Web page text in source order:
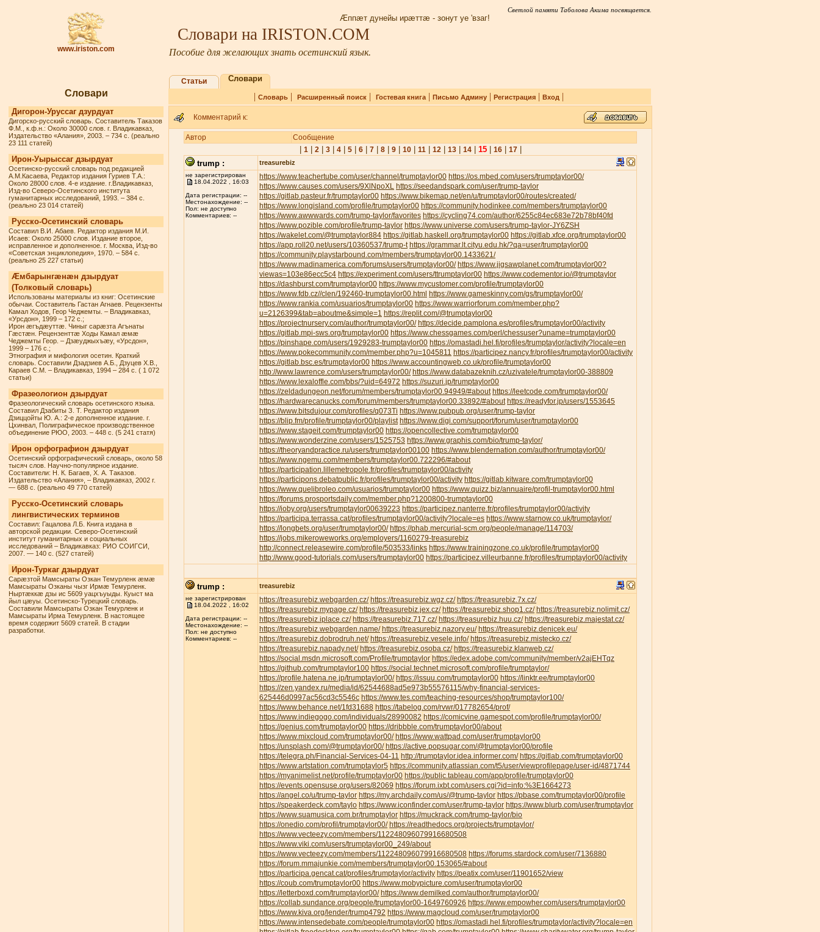
www.iriston.com
Светлой памяти Таболова Акима посвящается.
Æппæт дунейы ирæттæ - зонут уе 'взаг!
Словари на IRISTON.COM
Пособие для желающих знать осетинский язык.
Словари
Дигорон-Уруссаг дзурдуат
Дигорско-русский словарь. Составитель Таказов
Ф.М., к.ф.н.: Около 30000 слов. г. Владикавказ,
Издательство «Алания», 2003. – 734 с. (реально
23 111 статей)
Ирон-Уырыссаг дзырдуат
Осетинско-русский словарь под редакцией
А.М.Касаева, Редактор издания Гуриев Т.А.:
Около 28000 слов. 4-е издание. г.Владикавказ,
Изд-во Северо-Осетинского института
гуманитарных исследований, 1993. – 384 с.
(реально 23 014 статей)
Русско-Осетинский словарь
Составил В.И. Абаев. Редактор издания М.И.
Исаев: Около 25000 слов. Издание второе,
исправленное и дополненное. г. Москва, Изд-во
«Советская энциклопедия», 1970. – 584 с.
(реально 25 227 статьи)
Æмбарынгæнæн дзырдуат
(Толковый словарь)
Использованы материалы из книг: Осетинские
обычаи. Составитель Гастан Агнаев. Рецензенты
Камал Ходов, Геор Чеджемты. – Владикавказ,
«Урсдон», 1999 – 172 с.;
Ирон æгъдæуттæ. Чиныг сарæзта Агънаты
Гæстæн. Рецензенттæ Ходы Камал æмæ
Чеджемты Геор. – Дзæуджыхъæу, «Урсдон»,
1999 – 176 с.;
Этнография и мифология осетин. Краткий
словарь. Составили Дзадзиев А.Б., Дзуцев Х.В.,
Караев С.М. – Владикавказ, 1994 – 284 с. ( 1 072
статьи)
Фразеологион дзырдуат
Фразеологический словарь осетинского языка.
Составил Дзабиты З. Т. Редактор издания
Дзиццойты Ю. А.: 2-е дополненное издание. г.
Цхинвал, Полиграфическое производственное
объединение РЮО, 2003. – 448 с. (5 241 статя)
Ирон орфографион дзырдуат
Осетинский орфографический словарь, около 58
тысяч слов. Научно-популярное издание.
Составители: Н. К. Багаев, Х. А. Таказов.
Издательство «Алания», – Владикавказ, 2002 г.
— 688 с. (реально 49 770 статей)
Русско-Осетинский словарь
лингвистических терминов
Составил: Гацалова Л.Б. Книга издана в
авторской редакции. Северо-Осетинский
институт гуманитарных и социальных
исследований – Владикавказ: РИО СОИГСИ,
2007. — 140 с. (527 статей)
Ирон-Туркаг дзырдуат
Сарæзтой Мамсыраты Озкан Темурленк æмæ
Мамсыраты Озканы чызг Ирмæ Темурленк.
Ныртæккæ дзы ис 5609 уацхъуыды. Куыст ма
йыл цæуы. Осетинско-Турецкий словарь.
Составили Мамсыраты Озкан Темурленк и
Мамсыраты Ирма Темурленк. В настоящее
время содержит 5609 статей. В стадии
разработки.
Статьи Словари
| Словарь| Расширенный поиск| Гостевая книга| Письмо Админу| Регистрация| Вход |
Комментарий к:
Автор Сообщение
1| 2| 3| 4| 5| 6| 7| 8| 9| 10| 11| 12| 13| 14| 15| 16| 17|
trump :
treasurebiz
не зарегистрирован
18.04.2022 , 16:03
Дата регистрации: --
Местонахождение: --
Пол: не доступно
Комментариев: --
https://www.teachertube.com/user/channel/trumptaylor00 https://os.mbed.com/users/trumptaylor00/
https://www.causes.com/users/9XlNpoXL https://seedandspark.com/user/trump-taylor
https://gitlab.pasteur.fr/trumptaylor00 https://www.bikemap.net/en/u/trumptaylor00/routes/created/
https://www.longisland.com/profile/trumptaylor00 https://community.hodinkee.com/members/trumptaylor00
https://www.awwwards.com/trump-taylor/favorites https://cycling74.com/author/6255c84ec683e72b78bf40fd
https://www.pozible.com/profile/trump-taylor https://www.universe.com/users/trump-taylor-JY6ZSH
https://wakelet.com/@trumptaylor884 https://gitlab.haskell.org/trumptaylor00 https://gitlab.xfce.org/trumptaylor00
https://app.roll20.net/users/10360537/trump-t https://grammar.lt.cityu.edu.hk/?qa=user/trumptaylor00
https://community.playstarbound.com/members/trumptaylor00.1433621/
https://www.madinamerica.com/forums/users/trumptaylor00/ https://www.jigsawplanet.com/trumptaylor00?
viewas=103e86ecc5c4 https://experiment.com/users/ttrumptaylor00 https://www.codementor.io/@trumptaylor
https://dashburst.com/trumptaylor00 https://www.mycustomer.com/profile/trumptaylor00
https://www.fdb.cz//clen/192460-trumptaylor00.html https://www.gameskinny.com/gs/trumptaylor00/
https://www.rankia.com/usuarios/trumptaylor00 https://www.warriorforum.com/member.php?
u=2126399&tab=aboutme&simple=1 https://replit.com/@trumptaylor00
https://projectnursery.com/author/trumptaylor00/ https://decide.pamplona.es/profiles/trumptaylor00/activity
https://gitlab.mpi-sws.org/trumptaylor00 https://www.chessgames.com/perl/chessuser?uname=trumptaylor00
https://pinshape.com/users/1929283-trumptaylor00 https://omastadi.hel.fi/profiles/trumptaylor/activity?locale=en
https://www.pokecommunity.com/member.php?u=1045811 https://participez.nancy.fr/profiles/trumptaylor00/activity
https://gitlab.bsc.es/trumptaylor00 https://www.accountingweb.co.uk/profile/trumptaylor00
http://www.lawrence.com/users/trumptaylor00/ https://www.databazeknih.cz/uzivatele/trumptaylor00-388809
https://www.lexaloffle.com/bbs/?uid=64972 https://suzuri.jp/trumptaylor00
https://zeldadungeon.net/forum/members/trumptaylor00.94949/#about https://leetcode.com/trumptaylor00/
https://hardwarecanucks.com/forum/members/trumptaylor00.33892/#about https://readyfor.jp/users/1553645
https://www.bitsdujour.com/profiles/q073Ti https://www.pubpub.org/user/trump-taylor
https://blip.fm/profile/trumptaylor00/playlist https://www.digi.com/support/forum/user/trumptaylor00
https://www.stageit.com/trumptaylor00 https://opencollective.com/trumptaylor00
https://www.wonderzine.com/users/1525753 https://www.graphis.com/bio/trump-taylor/
https://theoryandpractice.ru/users/trumptaylor00100 https://www.blendernation.com/author/trumptaylor00/
https://www.ngemu.com/members/trumptaylor00.722296/#about
https://participation.lillemetropole.fr/profiles/trumptaylor00/activity
https://participons.debatpublic.fr/profiles/trumptaylor00/activity https://gitlab.kitware.com/trumptaylor00
https://www.quelibroleo.com/usuarios/trumptaylor00 https://www.quizz.biz/annuaire/profil-trumptaylor00.html
https://forums.prosportsdaily.com/member.php?1200800-trumptaylor00
https://ioby.org/users/trumptaylor00639223 https://participez.nanterre.fr/profiles/trumptaylor00/activity
https://participa.terrassa.cat/profiles/trumptaylor00/activity?locale=es https://www.starnow.co.uk/trumptaylor/
https://longbets.org/user/trumptaylor00/ https://phab.mercurial-scm.org/people/manage/114703/
https://jobs.mikeroweworks.org/employers/1160279-treasurebiz
http://connect.releasewire.com/profile/503533/links https://www.trainingzone.co.uk/profile/trumptaylor00
http://www.good-tutorials.com/users/trumptaylor00 https://participez.villeurbanne.fr/profiles/trumptaylor00/activity
trump : treasurebiz
не зарегистрирован
18.04.2022 , 16:02
Дата регистрации: --
Местонахождение: --
Пол: не доступно
Комментариев: --
https://treasurebiz.webgarden.cz/ https://treasurebiz.wgz.cz/ https://treasurebiz.7x.cz/
https://treasurebiz.mypage.cz/ https://treasurebiz.jex.cz/ https://treasurebiz.shop1.cz/ https://treasurebiz.nolimit.cz/
https://treasurebiz.iplace.cz/ https://treasurebiz.717.cz/ https://treasurebiz.huu.cz/ https://treasurebiz.majestat.cz/
https://treasurebiz.webgarden.name/ https://treasurebiz.nazory.eu/ https://treasurebiz.denicek.eu/
https://treasurebiz.dobrodruh.net/ https://treasurebiz.vesele.info/ https://treasurebiz.mistecko.cz/
https://treasurebiz.napady.net/ https://treasurebiz.osoba.cz/ https://treasurebiz.klanweb.cz/
https://social.msdn.microsoft.com/Profile/trumptaylor https://edex.adobe.com/community/member/v2ajEHTqz
https://github.com/trumptaylor100 https://social.technet.microsoft.com/profile/trumptaylor/
https://profile.hatena.ne.jp/trumptaylor00/ https://issuu.com/trumptaylor00 https://linktr.ee/trumptaylor00
https://zen.yandex.ru/media/id/62544688ad5e973b55576115/why-financial-services-
625446d0997ac56cd3c5546c https://www.tes.com/teaching-resources/shop/trumptaylor100/
https://www.behance.net/1fd31688 https://tabelog.com/rvwr/017782654/prof/
https://www.indiegogo.com/individuals/28990082 https://comicvine.gamespot.com/profile/trumptaylor00/
https://genius.com/trumptaylor00 https://dribbble.com/trumptaylor00/about
https://www.mixcloud.com/trumptaylor00/ https://www.wattpad.com/user/trumptaylor00
https://unsplash.com/@trumptaylor00/ https://active.popsugar.com/@trumptaylor00/profile
https://telegra.ph/Financial-Services-04-11 http://trumptaylor.idea.informer.com/ https://gitlab.com/trumptaylor00
https://www.artstation.com/trumptaylor5 https://community.atlassian.com/t5/user/viewprofilepage/user-id/4871744
https://myanimelist.net/profile/trumptaylor00 https://public.tableau.com/app/profile/trumptaylor00
https://events.opensuse.org/users/82069 https://forum.ixbt.com/users.cgi?id=info:%3E1664273
https://angel.co/u/trump-taylor https://my.archdaily.com/us/@trump-taylor https://pbase.com/trumptaylor00/profile
https://speakerdeck.com/taylo https://www.iconfinder.com/user/trump-taylor https://www.blurb.com/user/trumptaylor
https://www.suamusica.com.br/trumptaylor https://muckrack.com/trump-taylor/bio
https://onedio.com/profil/trumptaylor00/ https://readthedocs.org/projects/trumptaylor/
https://www.vecteezy.com/members/112248096079916680508
https://www.viki.com/users/trumptaylor00_249/about
https://www.vecteezy.com/members/112248096079916680508 https://forums.stardock.com/user/7136880
https://forum.mmajunkie.com/members/trumptaylor00.153065/#about
https://participa.gencat.cat/profiles/trumptaylor/activity https://peatix.com/user/11901652/view
https://coub.com/trumptaylor00 https://www.mobypicture.com/user/trumptaylor00
https://letterboxd.com/trumptaylor00/ https://www.demilked.com/author/trumptaylor00/
https://collab.sundance.org/people/trumptaylor00-1649760926 https://www.empowher.com/users/trumptaylor00
https://www.kiva.org/lender/trump4792 https://www.magcloud.com/user/trumptaylor00
https://www.intensedebate.com/people/trumptaylor00 https://omastadi.hel.fi/profiles/trumptaylor/activity?locale=en